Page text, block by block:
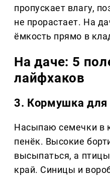
пропускает влагу,
не прорастает. На
ёмкость прямо в
На даче: 5
лайфхаков
3. Кормушка для
Насыпаю семечки в
пенёк. Высокие
высыпаться, а
край. Синицы и